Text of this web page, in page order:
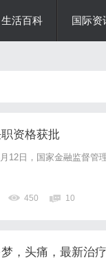
生活百科 国际资
资格获批
12日，国家金融监督管
450 10
，头痛，最新治疗